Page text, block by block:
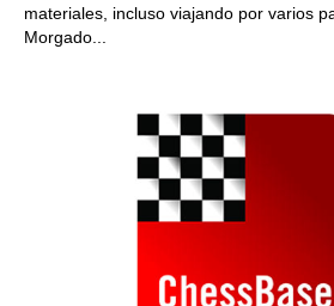
materiales, incluso viajando por varios
Morgado...